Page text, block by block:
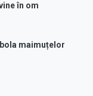
în om
maimuțelor